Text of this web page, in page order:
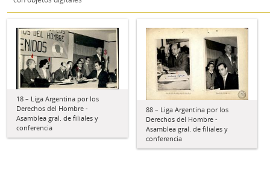
18 – Liga Argentina por los
Derechos del Hombre -
Asamblea gral. de filiales y
conferencia
88 – Liga Argentina por los
Derechos del Hombre -
Asamblea gral. de filiales y
conferencia